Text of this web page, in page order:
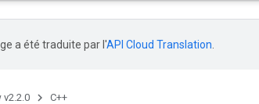
a été traduite par l'API Cloud Translation
v2.2.0 C++